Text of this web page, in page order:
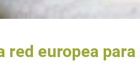
red europea